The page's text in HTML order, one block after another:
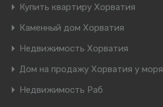
Купить квартиру Хорватия
Каменный дом Хорватия
Недвижимость Хорватия
Дом на продажу Хорватия у моря
Недвижимость Раб